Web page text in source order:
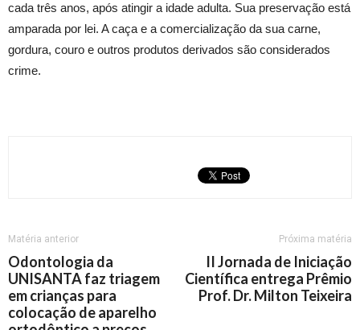
cada três anos, após atingir a idade adulta. Sua preservação está
amparada por lei. A caça e a comercialização da sua carne,
gordura, couro e outros produtos derivados são considerados
crime.
Matéria anterior
Odontologia da
UNISANTA faz triagem
em crianças para
colocação de aparelho
Próxima matéria
II Jornada de Iniciação
Científica entrega Prêmio
Prof. Dr. Milton Teixeira